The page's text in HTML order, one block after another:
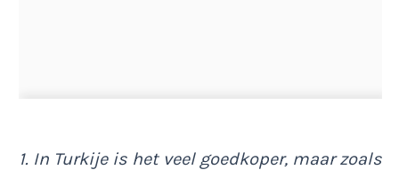
1. In Turkije is het veel goedkoper, maar zoals